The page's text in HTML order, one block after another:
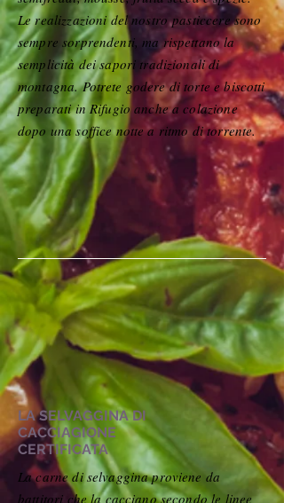
Le realizzazioni del nostro pasticcere sono
sempre sorprendenti, ma rispettano la
semplicità dei sapori tradizionali di
montagna. Potrete godere di torte e biscotti
preparati in Rifugio anche a colazione
dopo una soffice notte a ritmo di torrente.
LA SELVAGGINA DI
CACCIAGIONE
CERTIFICATA
La carne di selvaggina proviene da
battitori che la cacciano secondo le linee